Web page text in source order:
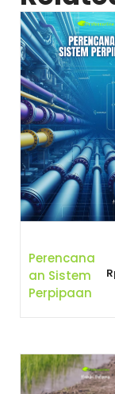
Perencana
An Sistem
Perpipaan